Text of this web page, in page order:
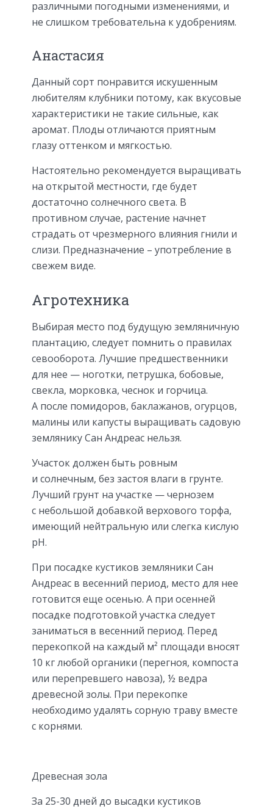
различными погодными изменениями, и
не слишком требовательна к удобрениям.
Анастасия
Данный сорт понравится искушенным
любителям клубники потому, как вкусовые
характеристики не такие сильные, как
аромат. Плоды отличаются приятным
глазу оттенком и мягкостью.
Настоятельно рекомендуется выращивать
на открытой местности, где будет
достаточно солнечного света. В
противном случае, растение начнет
страдать от чрезмерного влияния гнили и
слизи. Предназначение – употребление в
свежем виде.
Агротехника
Выбирая место под будущую земляничную
плантацию, следует помнить о правилах
севооборота. Лучшие предшественники
для нее — ноготки, петрушка, бобовые,
свекла, морковка, чеснок и горчица.
А после помидоров, баклажанов, огурцов,
малины или капусты выращивать садовую
землянику Сан Андреас нельзя.
Участок должен быть ровным
и солнечным, без застоя влаги в грунте.
Лучший грунт на участке — чернозем
с небольшой добавкой верхового торфа,
имеющий нейтральную или слегка кислую
рН.
При посадке кустиков земляники Сан
Андреас в весенний период, место для нее
готовится еще осенью. А при осенней
посадке подготовкой участка следует
заниматься в весенний период. Перед
перекопкой на каждый м² площади вносят
10 кг любой органики (перегноя, компоста
или перепревшего навоза), ½ ведра
древесной золы. При перекопке
необходимо удалять сорную траву вместе
с корнями.
Древесная зола
За 25-30 дней до высадки кустиков